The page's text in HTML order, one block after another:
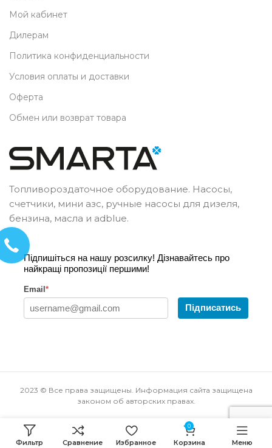
Мой кабинет
Дилерам
Политика конфиденциальности
Условия оплаты и доставки
Оферта
Обмен или возврат товара
Топливороздаточное оборудование. Насосы,
счетчики, мини азс, ручные насосы для дизеля,
бензина, масла и adblue.
Підпишіться на нашу розсилку! Дізнавайтесь про
найкращі пропозиції першими!
Email *
Підписатись
2023 © Все права защищены. Информация сайта защищена
законом об авторских правах.
Фильтр Сравнение Избранное
0
Корзина Меню